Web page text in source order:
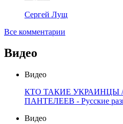
Сергей Лущ
Все комментарии
Видео
Видео
КТО ТАКИЕ УКРАИНЦЫ /
ПАНТЕЛЕЕВ - Русские
Видео